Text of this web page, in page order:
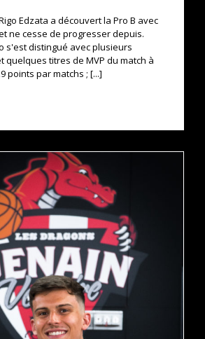
Edzata a découvert la Pro B avec
ne cesse de progresser depuis.
s'est distingué avec plusieurs
quelques titres de MVP du match à
points par matchs ; [...]
MISSONNIER RESTE DENAISIEN !